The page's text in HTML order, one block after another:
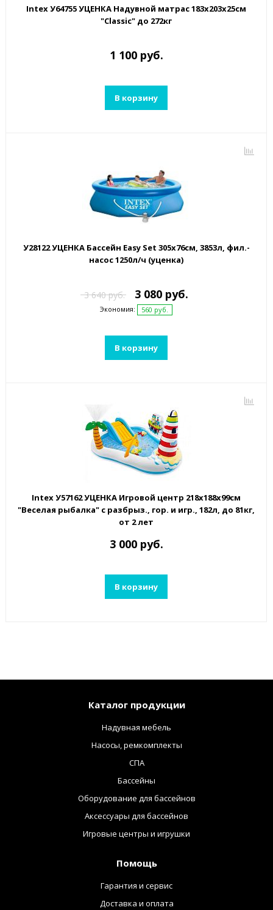
Intex У64755 УЦЕНКА Надувной матрас 183х203х25см
"Classic" до 272кг
1 100 руб.
В корзину
У28122 УЦЕНКА Бассейн Easy Set 305х76см, 3853л, фил.-
насос 1250л/ч (уценка)
3 640 руб. 3 080 руб.
Экономия: 560 руб.
В корзину
Intex У57162 УЦЕНКА Игровой центр 218х188х99см
"Веселая рыбалка" с разбрыз., гор. и игр., 182л, до 81кг,
от 2 лет
3 000 руб.
В корзину
Каталог продукции
Надувная мебель
Насосы, ремкомплекты
СПА
Бассейны
Оборудование для бассейнов
Аксессуары для бассейнов
Игровые центры и игрушки
Помощь
Гарантия и сервис
Доставка и оплата